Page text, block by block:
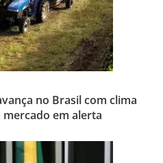
no Brasil com clima
em alerta